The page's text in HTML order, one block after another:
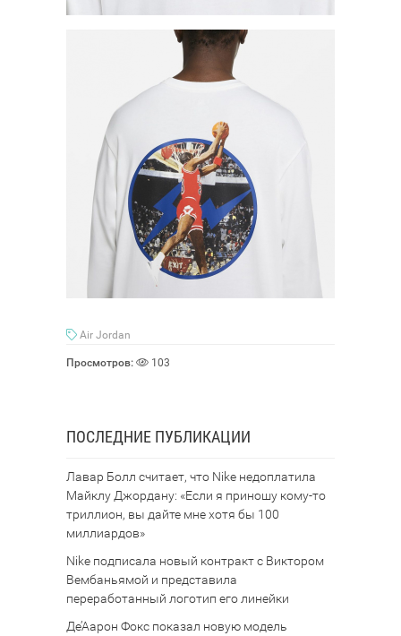
Air Jordan
Просмотров: 103
ПОСЛЕДНИЕ ПУБЛИКАЦИИ
Лавар Болл считает, что Nike недоплатила
Майклу Джордану: «Если я приношу кому-то
триллион, вы дайте мне хотя бы 100
миллиардов»
Nike подписала новый контракт с Виктором
Вембаньямой и представила
переработанный логотип его линейки
Де’Аарон Фокс показал новую модель